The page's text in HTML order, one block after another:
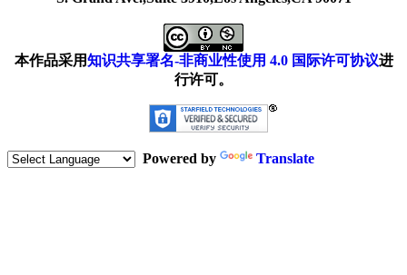
本作品采用知识共享署名-非商业性使用 4.0 国际许可协议进
行许可。
Powered by Translate